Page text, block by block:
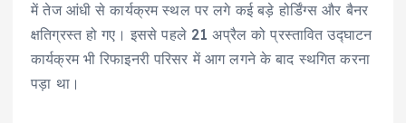
में तेज आंधी से कार्यक्रम स्थल पर लगे कई बड़े होर्डिंग्स और बैनर
क्षतिग्रस्त हो गए। इससे पहले 21 अप्रैल को प्रस्तावित उद्घाटन
कार्यक्रम भी रिफाइनरी परिसर में आग लगने के बाद स्थगित करना
पड़ा था।